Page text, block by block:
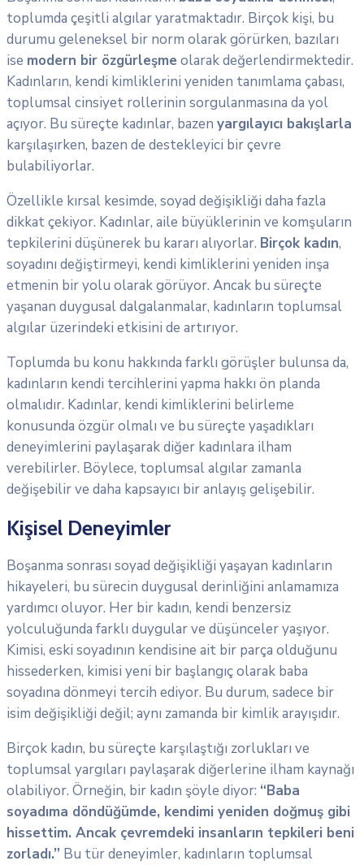
toplumda çeşitli algılar yaratmaktadır. Birçok kişi, bu
durumu geleneksel bir norm olarak görürken, bazıları
ise modern bir özgürleşme olarak değerlendirmektedir.
Kadınların, kendi kimliklerini yeniden tanımlama çabası,
toplumsal cinsiyet rollerinin sorgulanmasına da yol
açıyor. Bu süreçte kadınlar, bazen yargılayıcı bakışlarla
karşılaşırken, bazen de destekleyici bir çevre
bulabiliyorlar.
Özellikle kırsal kesimde, soyad değişikliği daha fazla
dikkat çekiyor. Kadınlar, aile büyüklerinin ve komşuların
tepkilerini düşünerek bu kararı alıyorlar. Birçok kadın,
soyadını değiştirmeyi, kendi kimliklerini yeniden inşa
etmenin bir yolu olarak görüyor. Ancak bu süreçte
yaşanan duygusal dalgalanmalar, kadınların toplumsal
algılar üzerindeki etkisini de artırıyor.
Toplumda bu konu hakkında farklı görüşler bulunsa da,
kadınların kendi tercihlerini yapma hakkı ön planda
olmalıdır. Kadınlar, kendi kimliklerini belirleme
konusunda özgür olmalı ve bu süreçte yaşadıkları
deneyimlerini paylaşarak diğer kadınlara ilham
verebilirler. Böylece, toplumsal algılar zamanla
değişebilir ve daha kapsayıcı bir anlayış gelişebilir.
Kişisel Deneyimler
Boşanma sonrası soyad değişikliği yaşayan kadınların
hikayeleri, bu sürecin duygusal derinliğini anlamamıza
yardımcı oluyor. Her bir kadın, kendi benzersiz
yolculuğunda farklı duygular ve düşünceler yaşıyor.
Kimisi, eski soyadının kendisine ait bir parça olduğunu
hissederken, kimisi yeni bir başlangıç olarak baba
soyadına dönmeyi tercih ediyor. Bu durum, sadece bir
isim değişikliği değil; aynı zamanda bir kimlik arayışıdır.
Birçok kadın, bu süreçte karşılaştığı zorlukları ve
toplumsal yargıları paylaşarak diğerlerine ilham kaynağı
olabiliyor. Örneğin, bir kadın şöyle diyor: “Baba
soyadıma döndüğümde, kendimi yeniden doğmuş gibi
hissettim. Ancak çevremdeki insanların tepkileri beni
zorladı.” Bu tür deneyimler, kadınların toplumsal